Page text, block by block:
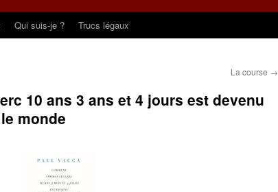
Qui suis-je ? Trucs légaux
La course →
10 ans 3 ans et 4 jours est devenu
monde